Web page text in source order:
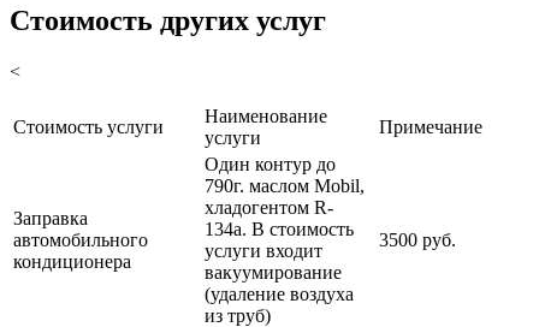
Стоимость других услуг
<
Стоимость услуги
Наименование
услуги
Примечание
Заправка
автомобильного
кондиционера
Один контур до
790г. маслом Mobil,
хладогентом R-
134a. В стоимость
услуги входит
вакуумирование
(удаление воздуха
из труб)
3500 руб.